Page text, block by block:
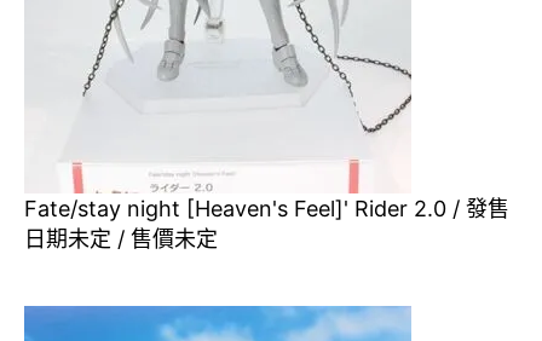
Fate/stay night [Heaven's Feel]' Rider 2.0 / 發售
日期未定 / 售價未定